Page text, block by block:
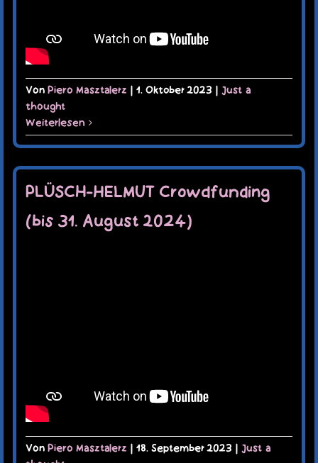
Von Piero Masztalerz | 1. Oktober 2023 | Just a
thought
Weiterlesen
PLÜSCH-HELMUT Crowdfunding
(bis 31. August 2024)
Von Piero Masztalerz | 18. September 2023 | Just a